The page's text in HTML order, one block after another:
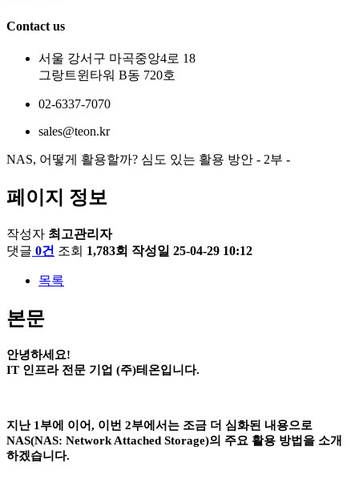
Contact us
서울 강서구 마곡중앙4로 18
그랑트윈타워 B동 720호
02-6337-7070
sales@teon.kr
NAS, 어떻게 활용할까? 심도 있는 활용 방안 - 2부 -
페이지 정보
작성자 최고관리자
댓글 0건 조회 1,783회 작성일 25-04-29 10:12
목록
본문
안녕하세요!
IT 인프라 전문 기업 (주)테온입니다.
지난 1부에 이어, 이번 2부에서는 조금 더 심화된 내용으로
NAS(NAS: Network Attached Storage)의 주요 활용 방법을 소개
하겠습니다.